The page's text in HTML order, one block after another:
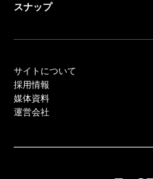
スナップ
サイトについて
採用情報
媒体資料
運営会社